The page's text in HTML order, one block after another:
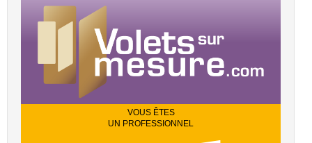
VOUS ÊTES
UN PROFESSIONNEL